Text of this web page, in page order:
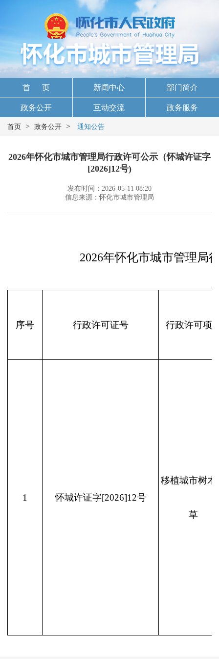
首 页 新闻中心 部门简介
政务公开 互动交流 政务服务
首页 > 政务公开 > 通知公告
2026年怀化市城市管理局行政许可公示（怀城许证字
[2026]12号)
发布时间：2026-05-11 08:20
信息来源：怀化市城市管理局
2026年怀化市城市管理局
序号 行政许可证号 行政许可项
1 怀城许证字[2026]12号
移植城市树木
草